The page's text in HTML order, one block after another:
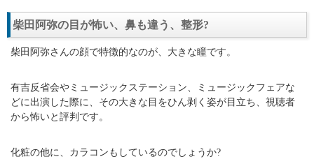
柴田阿弥の目が怖い、鼻も違う、整形?
柴田阿弥さんの顔で特徴的なのが、大きな瞳です。
有吉反省会やミュージックステーション、ミュージックフェアな
どに出演した際に、その大きな目をひん剥く姿が目立ち、視聴者
から怖いと評判です。
化粧の他に、カラコンもしているのでしょうか?